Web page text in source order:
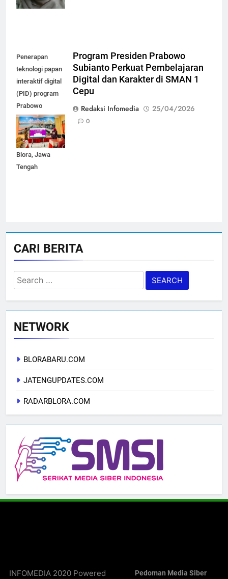
Penerapan
teknologi papan
interaktif digital
(PID) program
Prabowo
Subianto di SMA
Negeri 1 Cepu,
Kabupaten
Blora, Jawa
Tengah
Program Presiden Prabowo
Subianto Perkuat Pembelajaran
Digital dan Karakter di SMAN 1
Cepu
Redaksi Infomedia
25/04/2026
0
CARI BERITA
Search
for:
NETWORK
BLORABARU.COM
JATENGUPDATES.COM
RADARBLORA.COM
INFOMEDIA 2020 Powered Pedoman Media Siber